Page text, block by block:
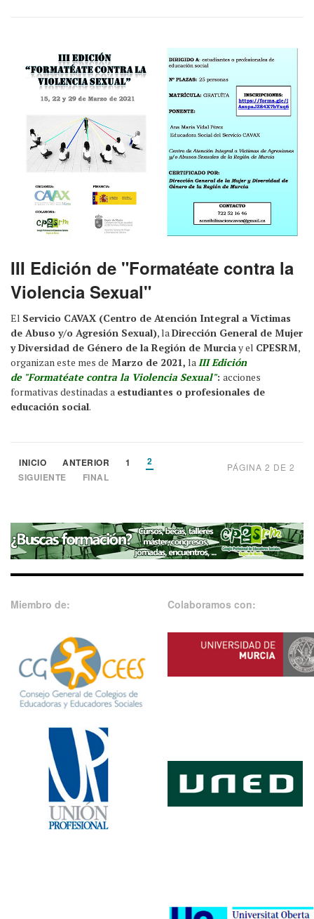
III Edición de "Formatéate contra la
Violencia Sexual"
El Servicio CAVAX (Centro de Atención Integral a Víctimas
de Abuso y/o Agresión Sexual), laDirección General de Mujer
y Diversidad de Género de la Región de Murciay el CPESRM,
organizan este mes de Marzo de 2021, laIII Edición
de "Formatéate contra la Violencia Sexual": acciones
formativas destinadas a estudiantes o profesionales de
educación social.
PÁGINA 2 DE 2
INICIO ANTERIOR 1
2
SIGUIENTE
FINAL
Miembro de: Colaboramos con: